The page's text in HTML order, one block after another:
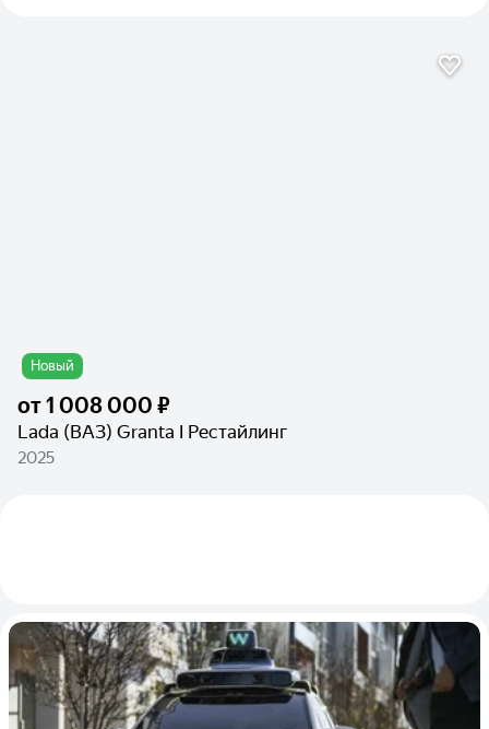
Новый
от1 008 000 ₽
Lada (ВАЗ) Granta I Рестайлинг
2025